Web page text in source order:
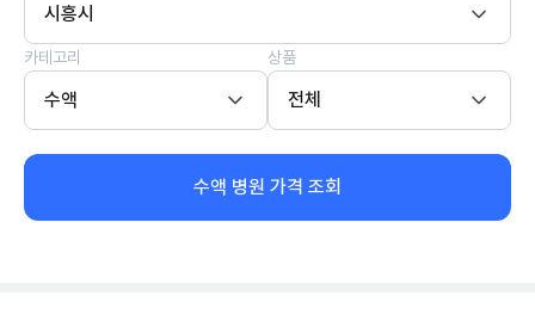
시흥시
카테고리
수액
상품
전체
수액 병원 가격 조회